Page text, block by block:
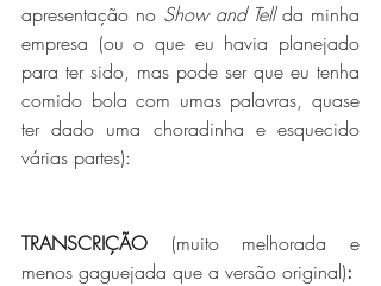
apresentação no Show and Tell da minha
empresa (ou o que eu havia planejado
para ter sido, mas pode ser que eu tenha
comido bola com umas palavras, quase
ter dado uma choradinha e esquecido
várias partes):
TRANSCRIÇÃO (muito melhorada e
menos gaguejada que a versão original):